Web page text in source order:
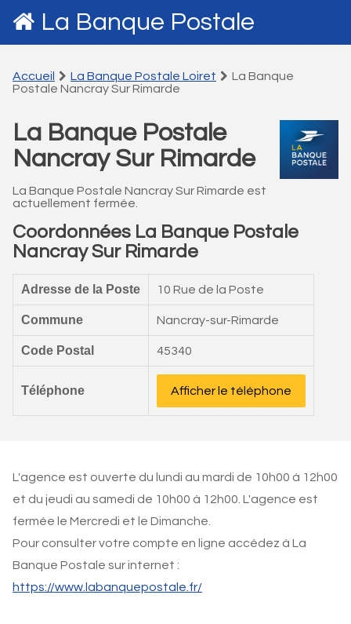
La Banque Postale
Accueil La Banque Postale Loiret
La Banque
Postale Nancray Sur Rimarde
La Banque Postale
Nancray Sur Rimarde
La Banque Postale Nancray Sur Rimarde est
actuellement fermée.
Coordonnées La Banque Postale
Nancray Sur Rimarde
Adresse de la Poste 10 Rue de la Poste
Commune Nancray-sur-Rimarde
Code Postal 45340
Téléphone Afficher le téléphone
L'agence est ouverte du lundi au mardi de 10h00 à 12h00
et du jeudi au samedi de 10h00 à 12h00. L'agence est
fermée le Mercredi et le Dimanche.
Pour consulter votre compte en ligne accédez à La
Banque Postale sur internet :
https://www.labanquepostale.fr/